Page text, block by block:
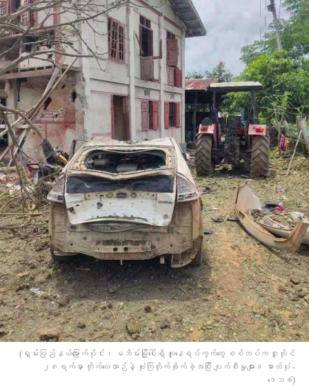
(ရှမ်းပြည်နယ်မြောက်ပိုင်း၊ မဘိမ်းမြို့ပေါ်ရှိ လူနေရပ်ကွက်တွေ စစ်တပ်က ဇူလိုင်
၂၈ရက်မှာ တိုက်လေယာဉ်နဲ့ ဗုံးကြဲတိုက်ခိုက်ခဲ့အပြီး ပျက်စီးမှုများ။ ဓာတ်ပုံ -
ဒေသခံ)